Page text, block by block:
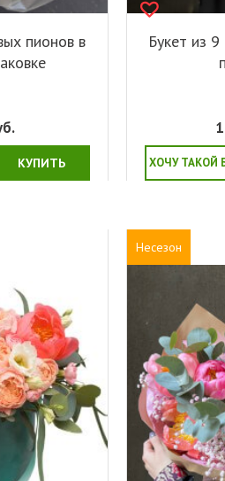
пионов в
КУПИТЬ
Букет из
ХОЧУ ТАКОЙ
Несезон